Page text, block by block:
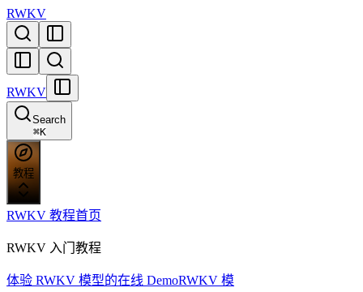
RWKV
RWKV
Search
⌘K
教程
RWKV 教程首页
RWKV 入门教程
体验 RWKV 模型的在线 DemoRWKV 模